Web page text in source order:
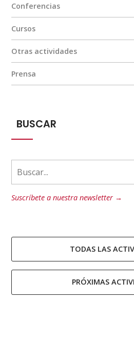
Conferencias
Cursos
Otras actividades
Prensa
BUSCAR
Suscríbete a nuestra newsletter →
TODAS LAS
PRÓXIMAS